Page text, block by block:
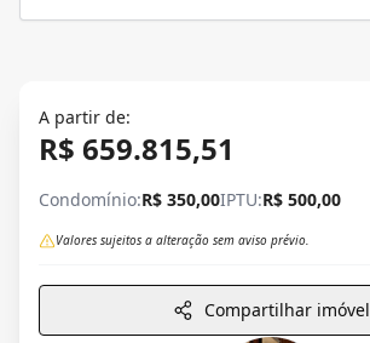
A partir de:
R$ 659.815,51
Condomínio:R$ 350,00IPTU:R$ 500,00
Valores sujeitos a alteração sem aviso prévio.
Compartilhar imóvel